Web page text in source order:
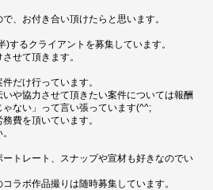
、お付き合い頂けたらと思います。
するクライアントを募集しています。
せて頂きます。
だけ行っています。
や協力させて頂きたい案件については報酬
ない」って言い張っています(^^;
費を頂いています。
トレート、スナップや宣材も好きなのでい
ラボ作品撮りは随時募集しています。